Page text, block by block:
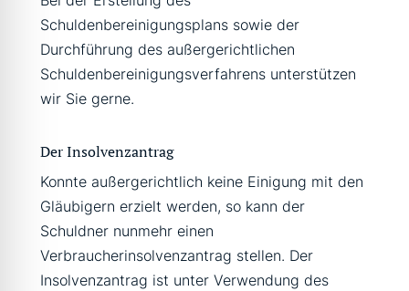
Schuldenbereinigungsplans sowie der
Durchführung des außergerichtlichen
Schuldenbereinigungsverfahrens unterstützen
wir Sie gerne.
Der Insolvenzantrag
Konnte außergerichtlich keine Einigung mit den
Gläubigern erzielt werden, so kann der
Schuldner nunmehr einen
Verbraucherinsolvenzantrag stellen. Der
Insolvenzantrag ist unter Verwendung des